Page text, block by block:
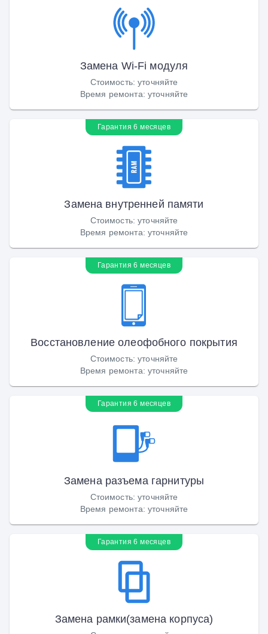
Замена Wi-Fi модуля
Стоимость:уточняйте
Время ремонта: уточняйте
Гарантия 6 месяцев
Замена внутренней памяти
Стоимость:уточняйте
Время ремонта: уточняйте
Гарантия 6 месяцев
Восстановление олеофобного покрытия
Стоимость:уточняйте
Время ремонта: уточняйте
Гарантия 6 месяцев
Замена разъема гарнитуры
Стоимость:уточняйте
Время ремонта: уточняйте
Гарантия 6 месяцев
Замена рамки(замена корпуса)